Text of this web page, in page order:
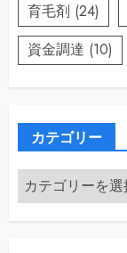
育毛剤 (24)
資金調達 (10)
カテゴリー
カ
テ
ゴ